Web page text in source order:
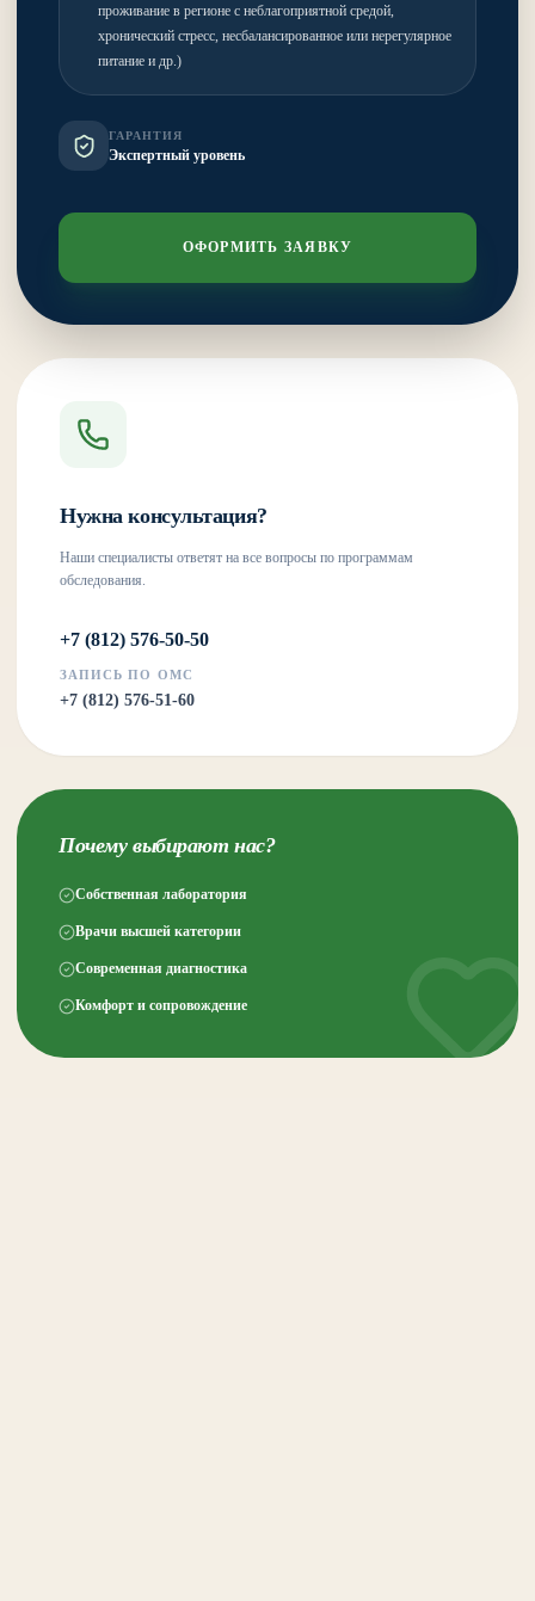
проживание в регионе с неблагоприятной средой,
хронический стресс, несбалансированное или нерегулярное
питание и др.)
ГАРАНТИЯ
Экспертный уровень
ОФОРМИТЬ ЗАЯВКУ
Нужна консультация?
Наши специалисты ответят на все вопросы по программам
обследования.
+7 (812) 576-50-50
ЗАПИСЬ ПО ОМС
+7 (812) 576-51-60
Почему выбирают нас?
Собственная лаборатория
Врачи высшей категории
Современная диагностика
Комфорт и сопровождение